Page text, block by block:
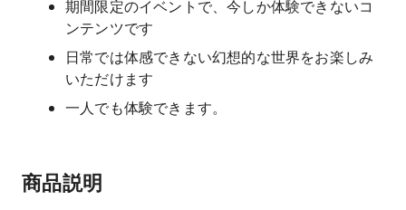
期間限定のイベントで、今しか体験できないコ
ンテンツです
日常では体感できない幻想的な世界をお楽しみ
いただけます
一人でも体験できます。
商品説明